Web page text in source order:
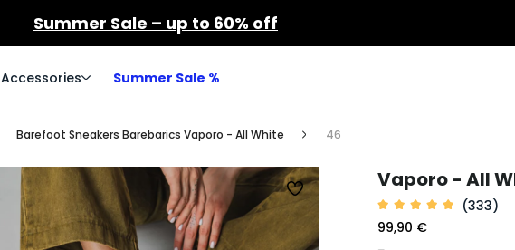
Summer Sale – up to 60% off
Accessories Summer Sale %
Barefoot Sneakers Barebarics Vaporo - All White 46
Vaporo - All
(333)
99,90 €